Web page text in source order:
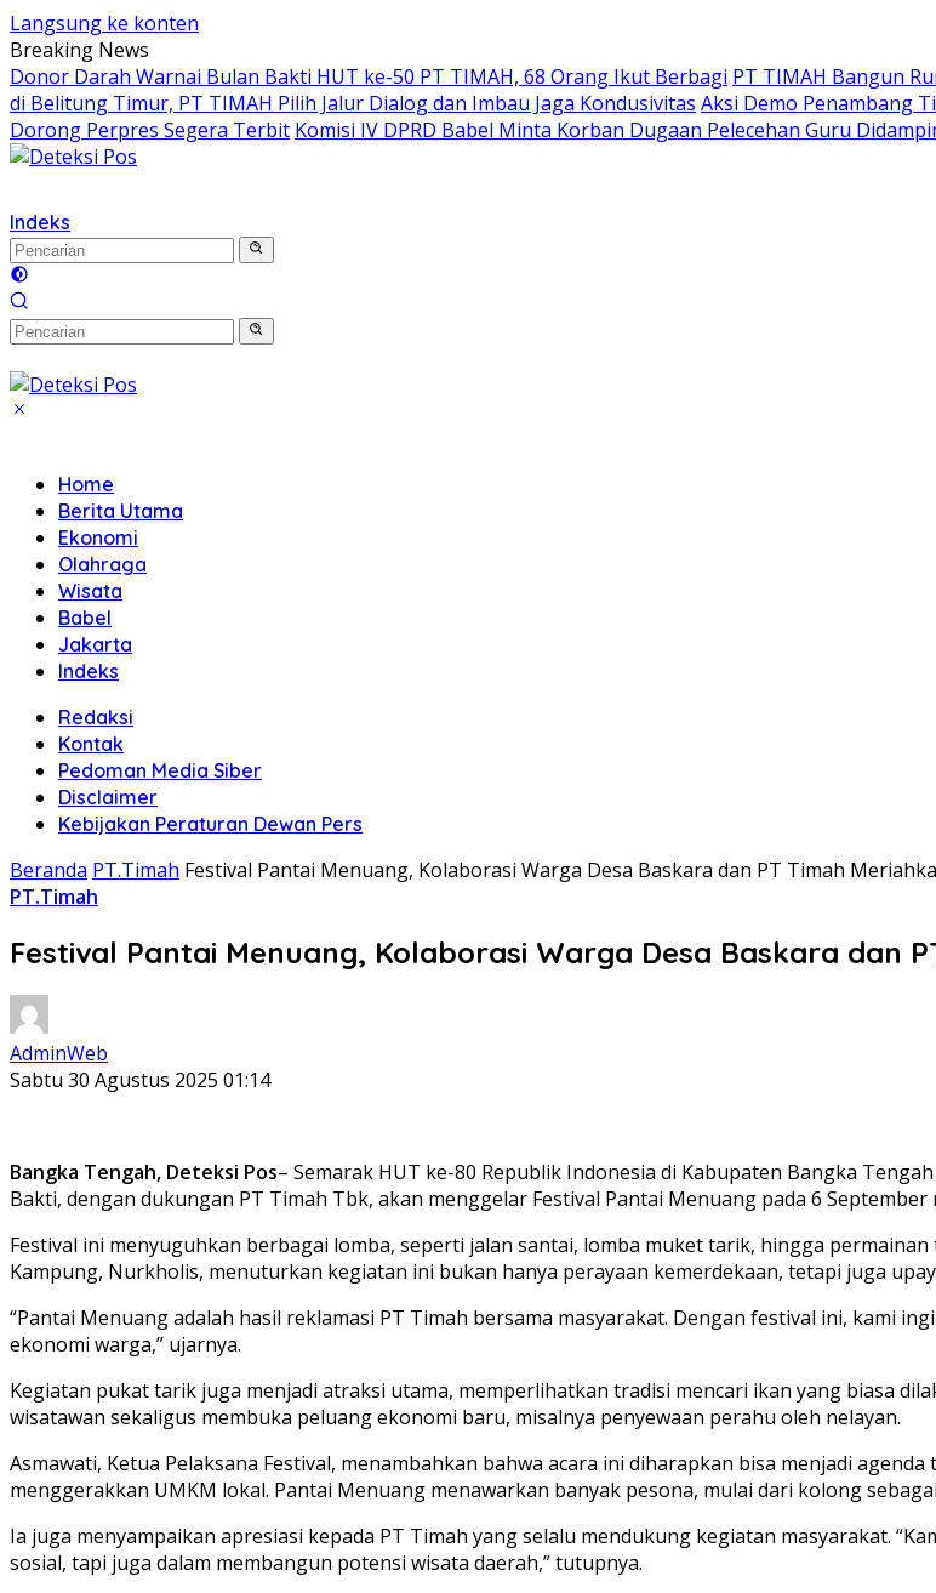
Langsung ke konten
Breaking News
Donor Darah Warnai Bulan Bakti HUT ke-50 PT TIMAH, 68 Orang Ikut Berbagi PT TIMAH Bangun
di Belitung Timur, PT TIMAH Pilih Jalur Dialog dan Imbau Jaga Kondusivitas Aksi Demo Penambang
Dorong Perpres Segera Terbit Komisi IV DPRD Babel Minta Korban Dugaan Pelecehan Guru
Indeks
Home
Berita Utama
Ekonomi
Olahraga
Wisata
Babel
Jakarta
Indeks
Redaksi
Kontak
Pedoman Media Siber
Disclaimer
Kebijakan Peraturan Dewan Pers
Beranda PT.Timah Festival Pantai Menuang, Kolaborasi Warga Desa Baskara dan PT Timah
PT.Timah
Festival Pantai Menuang, Kolaborasi Warga Desa Baskara dan
AdminWeb
Sabtu 30 Agustus 2025 01:14
Bangka Tengah, Deteksi Pos– Semarak HUT ke-80 Republik Indonesia di Kabupaten Bangka
Bakti, dengan dukungan PT Timah Tbk, akan menggelar Festival Pantai Menuang pada 6 September
Festival ini menyuguhkan berbagai lomba, seperti jalan santai, lomba muket tarik, hingga
Kampung, Nurkholis, menuturkan kegiatan ini bukan hanya perayaan kemerdekaan, tetapi juga
“Pantai Menuang adalah hasil reklamasi PT Timah bersama masyarakat. Dengan festival ini, kami
ekonomi warga,” ujarnya.
Kegiatan pukat tarik juga menjadi atraksi utama, memperlihatkan tradisi mencari ikan yang biasa
wisatawan sekaligus membuka peluang ekonomi baru, misalnya penyewaan perahu oleh nelayan.
Asmawati, Ketua Pelaksana Festival, menambahkan bahwa acara ini diharapkan bisa menjadi
menggerakkan UMKM lokal. Pantai Menuang menawarkan banyak pesona, mulai dari kolong
Ia juga menyampaikan apresiasi kepada PT Timah yang selalu mendukung kegiatan masyarakat.
sosial, tapi juga dalam membangun potensi wisata daerah,” tutupnya.